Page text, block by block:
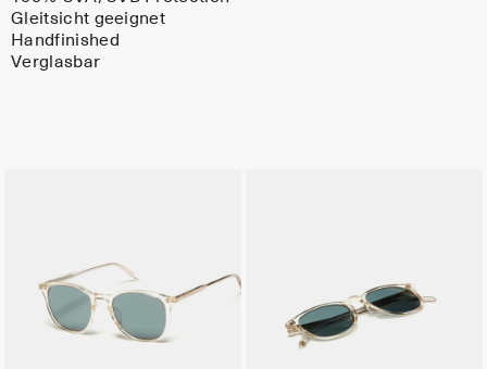
Gleitsicht geeignet
Handfinished
Verglasbar